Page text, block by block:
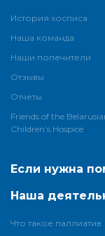
История хосписа
Наша команда
Наши попечители
Отзывы
Отчеты
Friends of the
Children’s Hospice
Если нужна
Наша
Что такое паллиатив